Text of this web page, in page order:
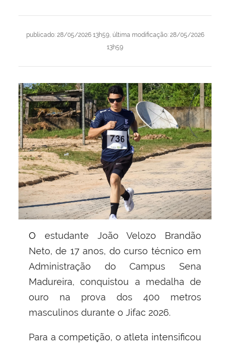
publicado: 28/05/2026 13h59, última modificação: 28/05/2026
13h59
O estudante João Velozo Brandão
Neto, de 17 anos, do curso técnico em
Administração do Campus Sena
Madureira, conquistou a medalha de
ouro na prova dos 400 metros
masculinos durante o Jifac 2026.
Para a competição, o atleta intensificou